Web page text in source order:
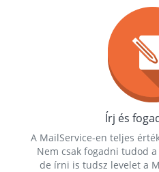
Írj és
A MailService-en teljes
Nem csak fogadni tudod
de írni is tudsz levelet a